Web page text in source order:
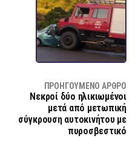
ΠΡΟΗΓΟΎΜΕΝΟ ΆΡΘΡΟ
Νεκροί δύο ηλικιωμένοι
μετά από μετωπική
σύγκρουση αυτοκινήτου με
πυροσβεστικό